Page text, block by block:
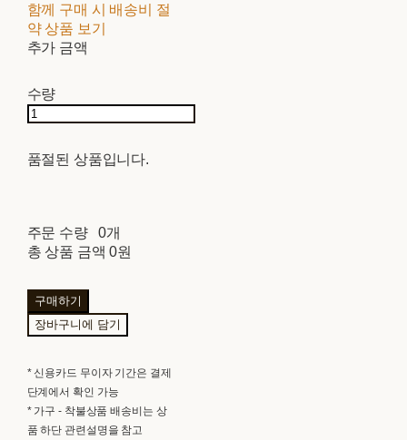
함께 구매 시 배송비 절
약 상품 보기
추가 금액
수량
품절된 상품입니다.
주문 수량
0개
총 상품 금액 0원
구매하기
장바구니에 담기
* 신용카드 무이자 기간은 결제
단계에서 확인 가능
* 가구 - 착불상품 배송비는 상
품 하단 관련설명을 참고